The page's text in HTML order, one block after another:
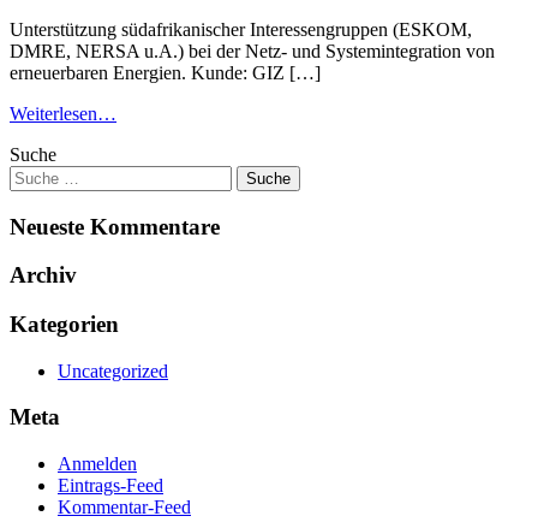
Unterstützung südafrikanischer Interessengruppen (ESKOM,
DMRE, NERSA u.A.) bei der Netz- und Systemintegration von
erneuerbaren Energien. Kunde: GIZ […]
Weiterlesen…
Suche
Neueste Kommentare
Archiv
Kategorien
Uncategorized
Meta
Anmelden
Eintrags-Feed
Kommentar-Feed